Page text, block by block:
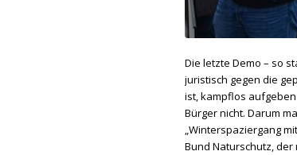
Die letzte Demo – so
juristisch gegen die
ist, kampflos
Bürger nicht. Darum
„Winterspaziergang
Bund Naturschutz,